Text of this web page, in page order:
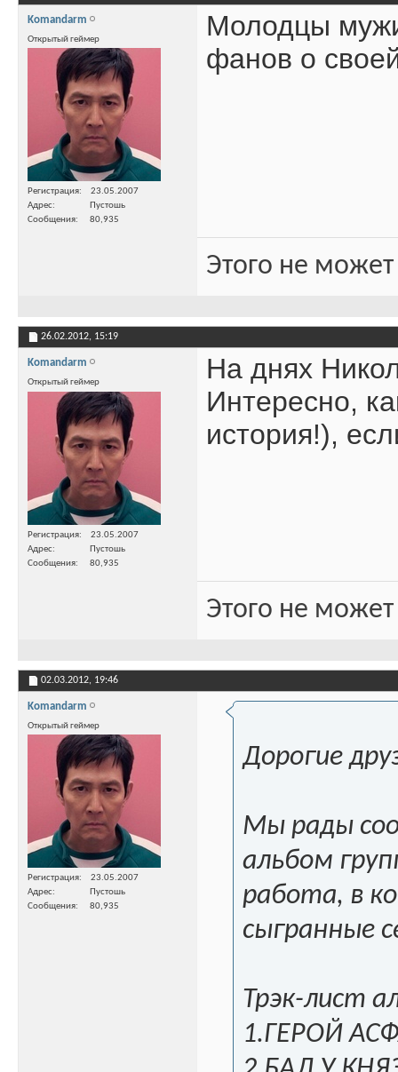
Komandarm
Открытый геймер
Регистрация
23.05.2007
Адрес
Пустошь
Сообщения
80,935
Молодцы
фанов о
Этого не
26.02.2012, 15:19
Komandarm
Открытый геймер
Регистрация
23.05.2007
Адрес
Пустошь
Сообщения
80,935
На днях
Интересно,
история!),
Этого не
02.03.2012, 19:46
Komandarm
Открытый геймер
Регистрация
23.05.2007
Адрес
Пустошь
Сообщения
80,935
Дорогие
Мы рады
альбом
работа, в
сыгранные
Трэк-лист
1.ГЕРОЙ